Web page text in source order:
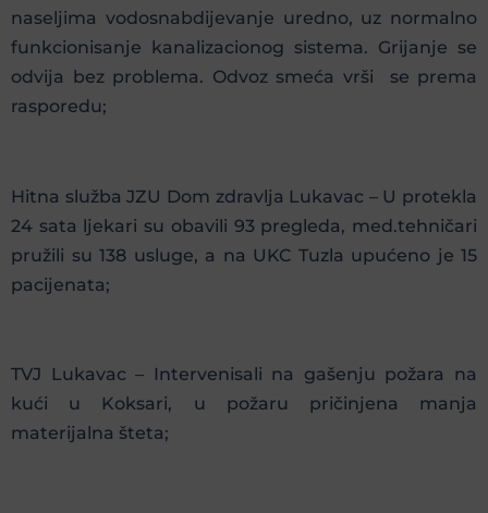
naseljima vodosnabdijevanje uredno, uz normalno
funkcionisanje kanalizacionog sistema. Grijanje se
odvija bez problema. Odvoz smeća vrši se prema
rasporedu;
Hitna služba JZU Dom zdravlja Lukavac – U protekla
24 sata ljekari su obavili 93 pregleda, med.tehničari
pružili su 138 usluge, a na UKC Tuzla upućeno je 15
pacijenata;
TVJ Lukavac – Intervenisali na gašenju požara na
kući u Koksari, u požaru pričinjena manja
materijalna šteta;